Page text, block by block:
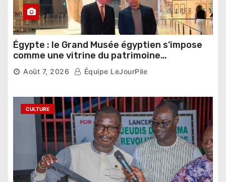
Égypte : le Grand Musée égyptien s’impose
comme une vitrine du patrimoine
pharaonique auprès des dirigeants
étrangers
Août 7, 2026 Équipe LeJourPile
CULTURE